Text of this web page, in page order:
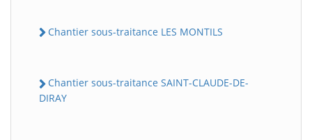
Chantier sous-traitance LES MONTILS
Chantier sous-traitance SAINT-CLAUDE-DE-
DIRAY